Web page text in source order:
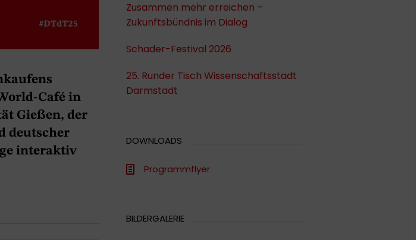
Café in
Gießen, der
deutscher
interaktiv
Zusammen mehr erreichen –
Zukunftsbündnis im Dialog
Schader-Festival 2026
25. Runder Tisch Wissenschaftsstadt
Darmstadt
DOWNLOADS
Programmflyer
BILDERGALERIE